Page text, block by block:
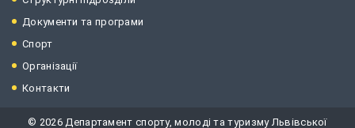
Документи та програми
Спорт
Організації
Контакти
© 2026 Департамент спорту, молоді та туризму Львівської